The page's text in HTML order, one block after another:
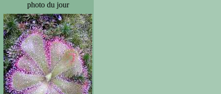
photo du jour